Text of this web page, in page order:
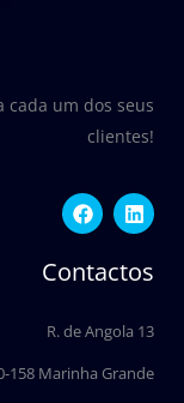
cada um dos seus
clientes!
F
a
c
e
b
o
k
L
i
n
k
e
i
n
Contactos
R. de Angola 13
158 Marinha Grande